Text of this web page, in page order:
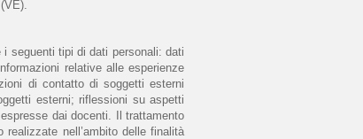
i seguenti tipi di dati personali: dati
relative alle esperienze
di contatto di soggetti esterni
esterni; riflessioni su aspetti
dai docenti. Il trattamento
nell’ambito delle finalità